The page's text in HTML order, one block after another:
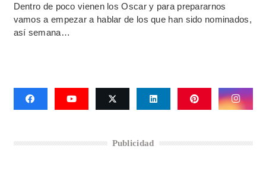
Dentro de poco vienen los Oscar y para prepararnos
vamos a empezar a hablar de los que han sido nominados,
así semana…
Publicidad